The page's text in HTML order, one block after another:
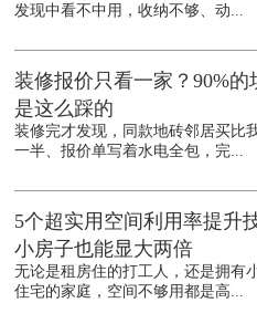
发现中看不中用，收纳不够、动...
装修报价只看一家？90%的
是这么踩的
装修完才发现，同款地砖邻居买比
一半、报价单写着水电全包，完...
5个超实用空间利用率提升
小房子也能显大两倍
无论是租房住的打工人，还是拥有
住宅的家庭，空间不够用都是高...